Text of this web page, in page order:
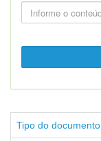
Tipo do documento